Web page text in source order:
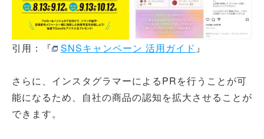
引用：『 SNSキャンペーン 活用ガイド 』
さらに、インスタグラマーによるPRを行うことが可
能になるため、自社の商品の認知を拡大させることが
できます。